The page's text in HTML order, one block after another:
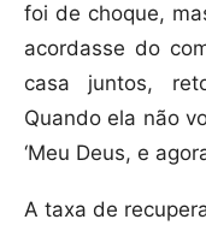
foi de choque,
acordasse do
casa juntos,
Quando ela não
‘Meu Deus, e
A taxa de